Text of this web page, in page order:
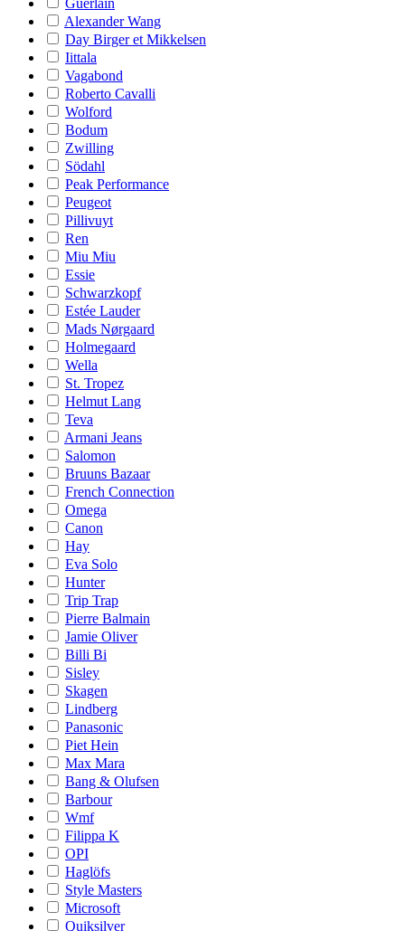
Guerlain
Alexander Wang
Day Birger et Mikkelsen
Iittala
Vagabond
Roberto Cavalli
Wolford
Bodum
Zwilling
Södahl
Peak Performance
Peugeot
Pillivuyt
Ren
Miu Miu
Essie
Schwarzkopf
Estée Lauder
Mads Nørgaard
Holmegaard
Wella
St. Tropez
Helmut Lang
Teva
Armani Jeans
Salomon
Bruuns Bazaar
French Connection
Omega
Canon
Hay
Eva Solo
Hunter
Trip Trap
Pierre Balmain
Jamie Oliver
Billi Bi
Sisley
Skagen
Lindberg
Panasonic
Piet Hein
Max Mara
Bang & Olufsen
Barbour
Wmf
Filippa K
OPI
Haglöfs
Style Masters
Microsoft
Quiksilver